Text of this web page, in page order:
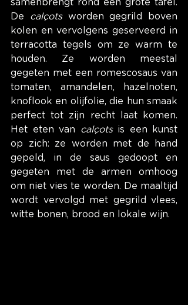
samenbrengt rond een grote tafel.
De calçots worden gegrild boven
kolen en vervolgens geserveerd in
terracotta tegels om ze warm te
houden. Ze worden meestal
gegeten met een romescosaus van
tomaten, amandelen, hazelnoten,
knoflook en olijfolie, die hun smaak
perfect tot zijn recht laat komen.
Het eten van calçots is een kunst
op zich: ze worden met de hand
gepeld, in de saus gedoopt en
gegeten met de armen omhoog
om niet vies te worden. De maaltijd
wordt vervolgd met gegrild vlees,
witte bonen, brood en lokale wijn.